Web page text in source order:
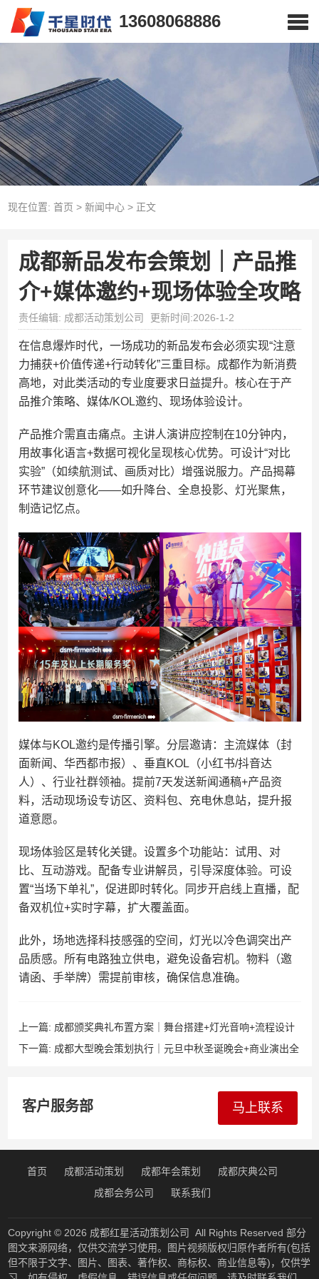
13608068886
现在位置: 首页 > 新闻中心> 正文
成都新品发布会策划｜产品推
介+媒体邀约+现场体验全攻略
责任编辑: 成都活动策划公司 更新时间:2026-1-2
在信息爆炸时代，一场成功的新品发布会必须实现“注意
力捕获+价值传递+行动转化”三重目标。成都作为新消费
高地，对此类活动的专业度要求日益提升。核心在于产
品推介策略、媒体/KOL邀约、现场体验设计。
产品推介需直击痛点。主讲人演讲应控制在10分钟内，
用故事化语言+数据可视化呈现核心优势。可设计“对比
实验”（如续航测试、画质对比）增强说服力。产品揭幕
环节建议创意化——如升降台、全息投影、灯光聚焦，
制造记忆点。
媒体与KOL邀约是传播引擎。分层邀请：主流媒体（封
面新闻、华西都市报）、垂直KOL（小红书/抖音达
人）、行业社群领袖。提前7天发送新闻通稿+产品资
料，活动现场设专访区、资料包、充电休息站，提升报
道意愿。
现场体验区是转化关键。设置多个功能站：试用、对
比、互动游戏。配备专业讲解员，引导深度体验。可设
置“当场下单礼”，促进即时转化。同步开启线上直播，配
备双机位+实时字幕，扩大覆盖面。
此外，场地选择科技感强的空间，灯光以冷色调突出产
品质感。所有电路独立供电，避免设备宕机。物料（邀
请函、手举牌）需提前审核，确保信息准确。
上一篇: 成都颁奖典礼布置方案｜舞台搭建+灯光音响+流程设计
指南
下一篇: 成都大型晚会策划执行｜元旦中秋圣诞晚会+商业演出全
客户服务部 马上联系
首页 成都活动策划 成都年会策划
成都庆典公司
成都会务公司
联系我们
Copyright © 2026 成都红星活动策划公司 All Rights Reserved 部分
图文来源网络，仅供交流学习使用。图片视频版权归原作者所有(包括
但不限于文字、图片、图表、著作权、商标权、商业信息等)，仅供学